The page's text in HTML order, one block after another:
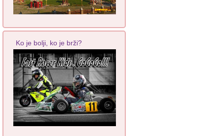
Ko je bolji, ko je brži?